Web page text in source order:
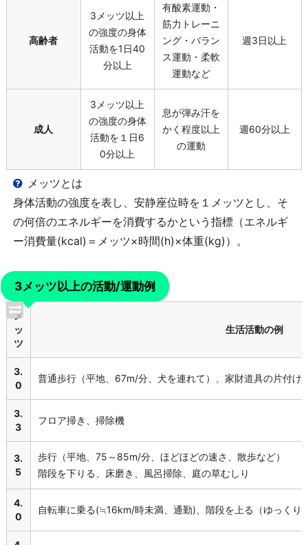
高齢者
3メッツ以上
の強度の身体
活動を1日40
分以上
有酸素運動・
筋力トレーニ
ング・バラン
ス運動・柔軟
運動など
週3日以上
成人
3メッツ以上
の強度の身体
活動を１日6
0分以上
息が弾み汗を
かく程度以上
の運動
週60分以上
メッツとは
身体活動の強度を表し、安静座位時を１メッツとし、そ
の何倍のエネルギーを消費するかという指標（エネルギ
ー消費量(kcal)＝メッツ×時間(h)×体重(kg)）。
3メッツ以上の活動/運動例
メ
ッ
ツ
生活活動の例
3.
0
普通歩行（平地、67m/分、犬を連れて）、家財道具の片付け
3.
3
フロア掃き、掃除機
3.
5
歩行（平地、75～85m/分、ほどほどの速さ、散歩など）
階段を下りる、床磨き、風呂掃除、庭の草むしり
4.
0
自転車に乗る(≒16km/時未満、通勤)、階段を上る（ゆっく